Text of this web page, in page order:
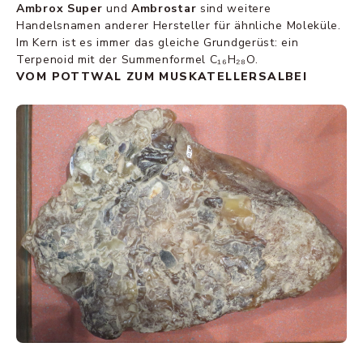
Ambrox Super und Ambrostar sind weitere
Handelsnamen anderer Hersteller für ähnliche Moleküle.
Im Kern ist es immer das gleiche Grundgerüst: ein
Terpenoid mit der Summenformel C₁₆H₂₈O.
VOM POTTWAL ZUM MUSKATELLERSALBEI